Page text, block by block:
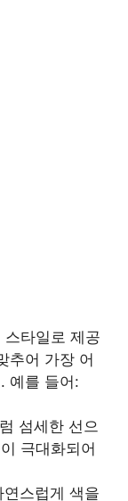
타일로 제공
추어 가장 어
예를 들어:
섬세한 선으
극대화되어
스럽게 색을